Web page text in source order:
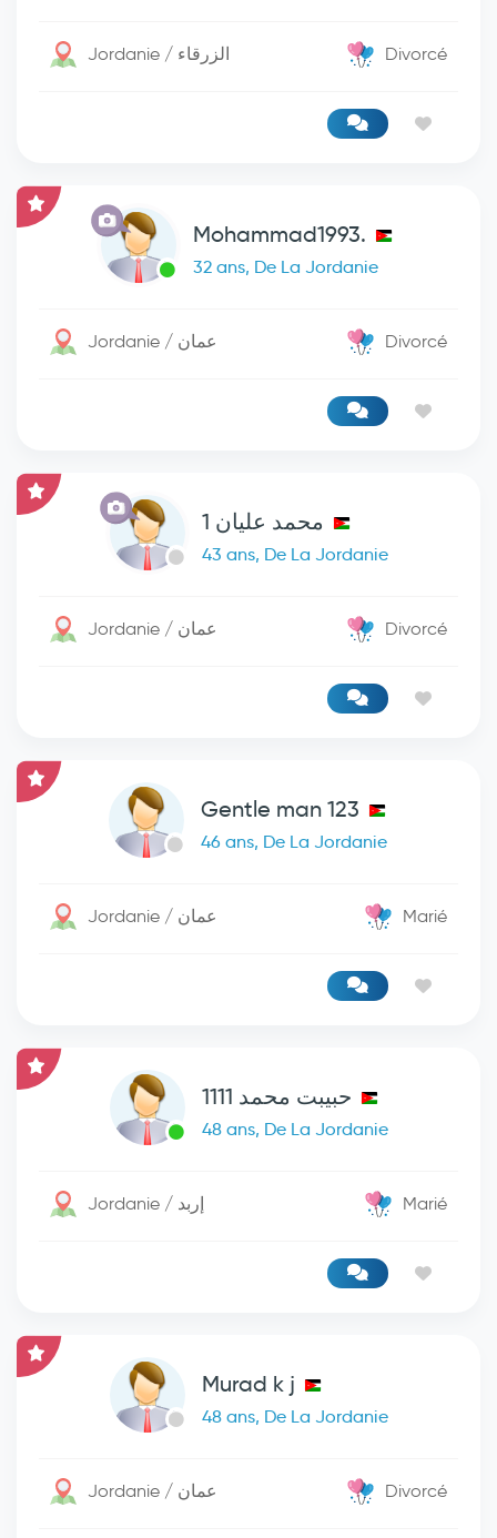
Jordanie / الزرقاء Divorcé
Mohammad1993.
32 ans, De La Jordanie
Jordanie / عمان Divorcé
محمد عليان 1
43 ans, De La Jordanie
Jordanie / عمان Divorcé
Gentle man 123
46 ans, De La Jordanie
Jordanie / عمان Marié
حبيبت محمد 1111
48 ans, De La Jordanie
Jordanie / إربد Marié
Murad k j
48 ans, De La Jordanie
Jordanie / عمان Divorcé